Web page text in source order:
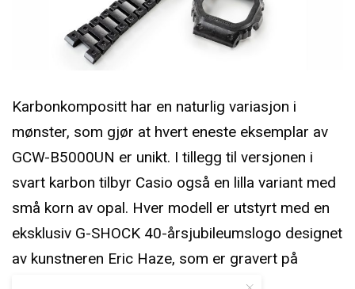
Karbonkompositt har en naturlig variasjon i
mønster, som gjør at hvert eneste eksemplar av
GCW-B5000UN er unikt. I tillegg til versjonen i
svart karbon tilbyr Casio også en lilla variant med
små korn av opal. Hver modell er utstyrt med en
eksklusiv G-SHOCK 40-årsjubileumslogo designet
av kunstneren Eric Haze, som er gravert på